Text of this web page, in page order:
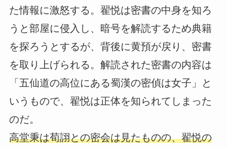
た情報に激怒する。翟悦は密書の中身を知ろ
うと部屋に侵入し、暗号を解読するため典籍
を探ろうとするが、背後に黄預が戻り、密書
を取り上げられる。解読された密書の内容は
「五仙道の高位にある蜀漢の密偵は女子」と
いうもので、翟悦は正体を知られてしまった
のだ。
高堂秉は荀詡との密会は見たものの、翟悦の